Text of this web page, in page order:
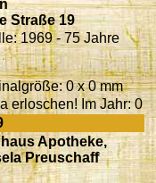
Straße 19
1969 - 75 Jahre
0 x 0 mm
erloschen! Im Jahr: 0
Apotheke,
Preuschaff